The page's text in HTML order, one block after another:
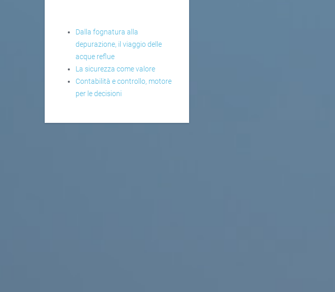
Dalla fognatura alla
depurazione, il viaggio delle
acque reflue
La sicurezza come valore
Contabilità e controllo, motore
per le decisioni